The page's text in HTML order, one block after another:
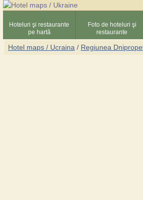
Hoteluri şi restaurante
pe hartă
Foto de hoteluri şi
restaurante
Hotel maps / Ucraina / Regiunea